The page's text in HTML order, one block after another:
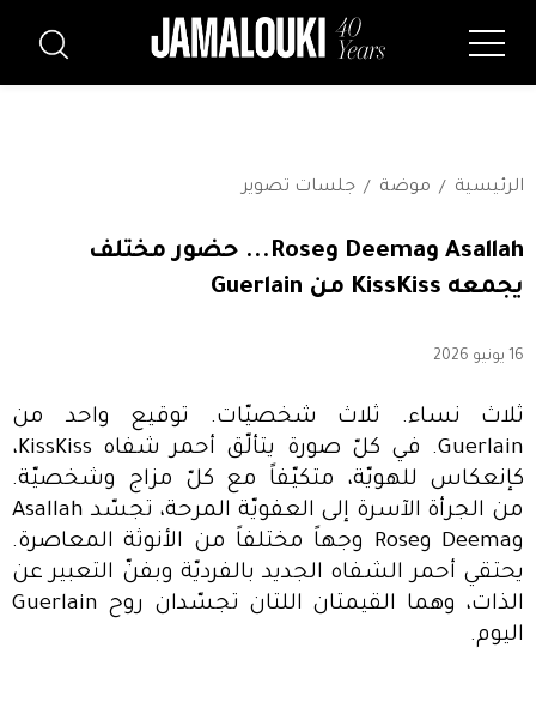
الرئيسية موضة جلسات تصوير
Asallah وDeema وRose... حضور مختلف
يجمعه KissKiss من Guerlain
16 يونيو 2026
ثلاث نساء. ثلاث شخصيّات. توقيع واحد من
Guerlain. في كلّ صورة يتألّق أحمر شفاه KissKiss،
كإنعكاس للهويّة، متكيّفاً مع كلّ مزاج وشخصيّة.
من الجرأة الآسرة إلى العفويّة المرحة، تجسّد Asallah
وDeema وRose وجهاً مختلفاً من الأنوثة المعاصرة.
يحتقي أحمر الشفاه الجديد بالفرديّة وبفنّ التعبير عن
الذات، وهما القيمتان اللتان تجسّدان روح Guerlain
اليوم.